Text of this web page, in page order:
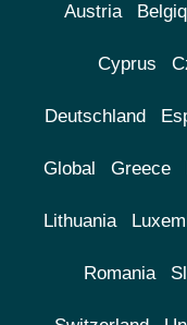
Austria
Cyprus
Deutschland
Global Greece
Lithuania
Romania